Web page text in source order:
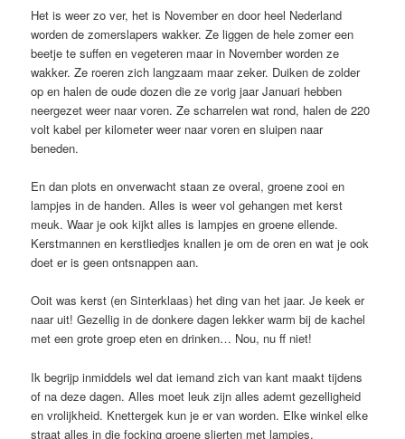
Het is weer zo ver, het is November en door heel Nederland
worden de zomerslapers wakker. Ze liggen de hele zomer een
beetje te suffen en vegeteren maar in November worden ze
wakker. Ze roeren zich langzaam maar zeker. Duiken de zolder
op en halen de oude dozen die ze vorig jaar Januari hebben
neergezet weer naar voren. Ze scharrelen wat rond, halen de 220
volt kabel per kilometer weer naar voren en sluipen naar
beneden.
En dan plots en onverwacht staan ze overal, groene zooi en
lampjes in de handen. Alles is weer vol gehangen met kerst
meuk. Waar je ook kijkt alles is lampjes en groene ellende.
Kerstmannen en kerstliedjes knallen je om de oren en wat je ook
doet er is geen ontsnappen aan.
Ooit was kerst (en Sinterklaas) het ding van het jaar. Je keek er
naar uit! Gezellig in de donkere dagen lekker warm bij de kachel
met een grote groep eten en drinken… Nou, nu ff niet!
Ik begrijp inmiddels wel dat iemand zich van kant maakt tijdens
of na deze dagen. Alles moet leuk zijn alles ademt gezelligheid
en vrolijkheid. Knettergek kun je er van worden. Elke winkel elke
straat alles in die focking groene slierten met lampjes.